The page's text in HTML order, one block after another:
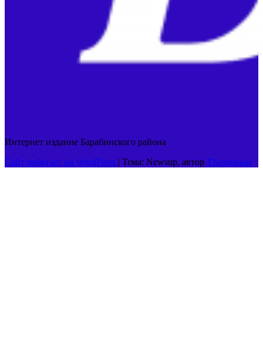
Интернет издание Барабинского района
Сайт работает на WordPress | Тема: Newsup, автор Themeansar